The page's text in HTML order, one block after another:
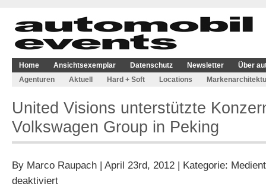
Home Ansichtsexemplar Datenschutz Newsletter
Über
Agenturen
Aktuell Hard + Soft Locations
United Visions unterstützte
Volkswagen Group in Peking
By Marco Raupach | April 23rd, 2012 | Kategorie:
deaktiviertfür